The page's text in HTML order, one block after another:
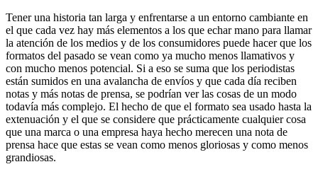
Tener una historia tan larga y enfrentarse a un entorno cambiante en
el que cada vez hay más elementos a los que echar mano para llamar
la atención de los medios y de los consumidores puede hacer que los
formatos del pasado se vean como ya mucho menos llamativos y
con mucho menos potencial. Si a eso se suma que los periodistas
están sumidos en una avalancha de envíos y que cada día reciben
notas y más notas de prensa, se podrían ver las cosas de un modo
todavía más complejo. El hecho de que el formato sea usado hasta la
extenuación y el que se considere que prácticamente cualquier cosa
que una marca o una empresa haya hecho merecen una nota de
prensa hace que estas se vean como menos gloriosas y como menos
grandiosas.